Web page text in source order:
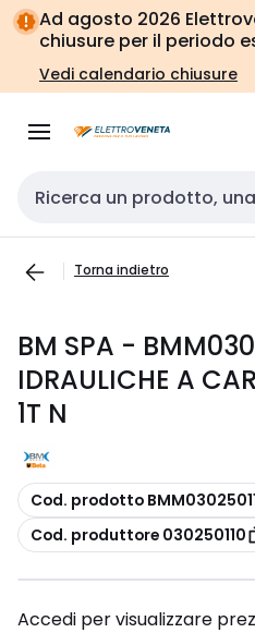
Vai alla
navigazione
Vai
alla
pagina
Ad agosto 2026
chiusure per il periodo
Vedi calendario chiusure
Cerca input
Torna indietro
BM SPA -
IDRAULICHE A
1T N
copia
Cod. prodotto
copia
Cod. produttore 030250110
Accedi per visualizzare